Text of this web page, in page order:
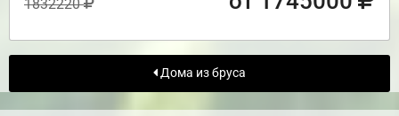
1832220
Дома из бруса